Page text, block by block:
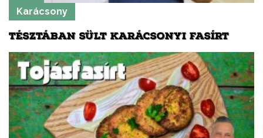
Karácsony
TÉSZTÁBAN SÜLT KARÁCSONYI FASÍRT